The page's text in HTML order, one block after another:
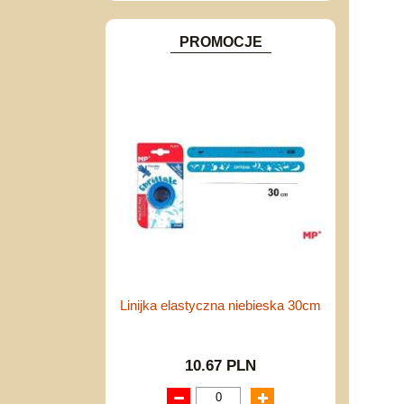
PROMOCJE
Linijka elastyczna niebieska 30cm
10.67 PLN